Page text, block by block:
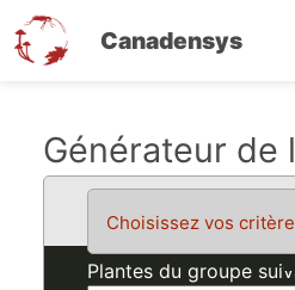
Canadensys
Générateur de
Choisissez vos
Plantes du groupe